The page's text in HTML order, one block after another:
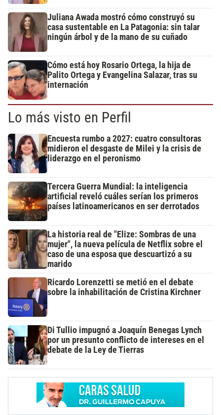
Juliana Awada mostró cómo construyó su
casa sustentable en La Patagonia: sin talar
ningún árbol y de la mano de su cuñado
Cómo está hoy Rosario Ortega, la hija de
Palito Ortega y Evangelina Salazar, tras su
internación
Lo más visto en Perfil
Encuesta rumbo a 2027: cuatro consultoras
midieron el desgaste de Milei y la crisis de
liderazgo en el peronismo
Tercera Guerra Mundial: la inteligencia
artificial reveló cuáles serían los primeros
países latinoamericanos en ser derrotados
La historia real de "Elize: Sombras de una
mujer", la nueva película de Netflix sobre el
caso de una esposa que descuartizó a su
marido
Ricardo Lorenzetti se metió en el debate
sobre la inhabilitación de Cristina Kirchner
Di Tullio impugnó a Joaquín Benegas Lynch
por un presunto conflicto de intereses en el
debate de la Ley de Tierras